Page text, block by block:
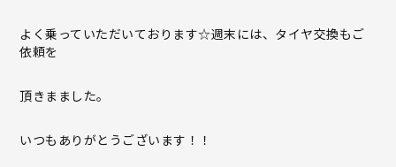
よく乗っていただいております☆週末には、タイヤ交換もご
依頼を
頂きまました。
いつもありがとうございます！！